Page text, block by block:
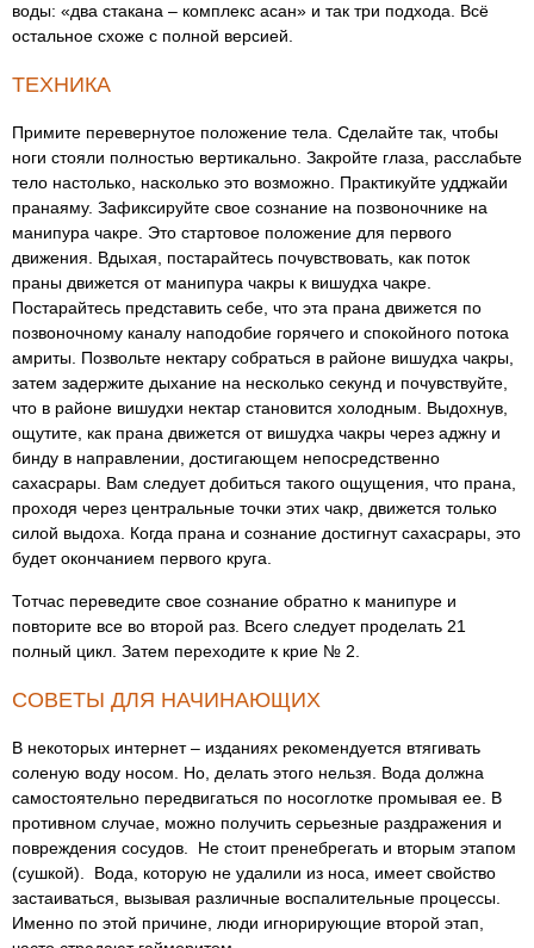
воды: «два стакана – комплекс асан» и так три подхода. Всё
остальное схоже с полной версией.
ТЕХНИКА
Примите перевернутое положение тела. Сделайте так, чтобы
ноги стояли полностью вертикально. Закройте глаза, расслабьте
тело настолько, насколько это возможно. Практикуйте удджайи
пранаяму. Зафиксируйте свое сознание на позвоночнике на
манипура чакре. Это стартовое положение для первого
движения. Вдыхая, постарайтесь почувствовать, как поток
праны движется от манипура чакры к вишудха чакре.
Постарайтесь представить себе, что эта прана движется по
позвоночному каналу наподобие горячего и спокойного потока
амриты. Позвольте нектару собраться в районе вишудха чакры,
затем задержите дыхание на несколько секунд и почувствуйте,
что в районе вишудхи нектар становится холодным. Выдохнув,
ощутите, как прана движется от вишудха чакры через аджну и
бинду в направлении, достигающем непосредственно
сахасрары. Вам следует добиться такого ощущения, что прана,
проходя через центральные точки этих чакр, движется только
силой выдоха. Когда прана и сознание достигнут сахасрары, это
будет окончанием первого круга.
Тотчас переведите свое сознание обратно к манипуре и
повторите все во второй раз. Всего следует проделать 21
полный цикл. Затем переходите к крие № 2.
СОВЕТЫ ДЛЯ НАЧИНАЮЩИХ
В некоторых интернет – изданиях рекомендуется втягивать
соленую воду носом. Но, делать этого нельзя. Вода должна
самостоятельно передвигаться по носоглотке промывая ее. В
противном случае, можно получить серьезные раздражения и
повреждения сосудов. Не стоит пренебрегать и вторым этапом
(сушкой). Вода, которую не удалили из носа, имеет свойство
застаиваться, вызывая различные воспалительные процессы.
Именно по этой причине, люди игнорирующие второй этап,